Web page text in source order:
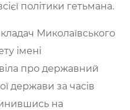
політики гетьмана.
Миколаївського
імені
про державний
держави за часів
на